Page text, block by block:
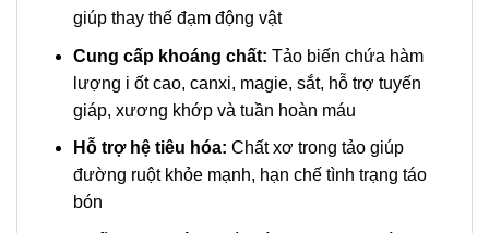
giúp thay thế đạm động vật
Cung cấp khoáng chất: Tảo biến chứa hàm
lượng i ốt cao, canxi, magie, sắt, hỗ trợ tuyến
giáp, xương khớp và tuần hoàn máu
Hỗ trợ hệ tiêu hóa: Chất xơ trong tảo giúp
đường ruột khỏe mạnh, hạn chế tình trạng táo
bón